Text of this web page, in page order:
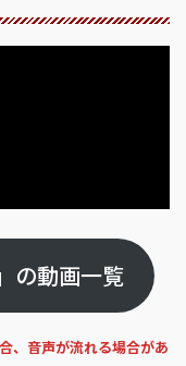
の動画一覧
、音声が流れる場合があ